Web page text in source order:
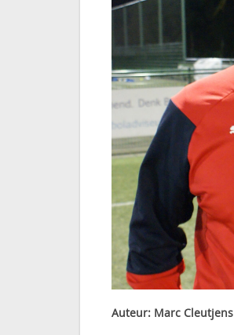
Auteur: Marc Cleutjens